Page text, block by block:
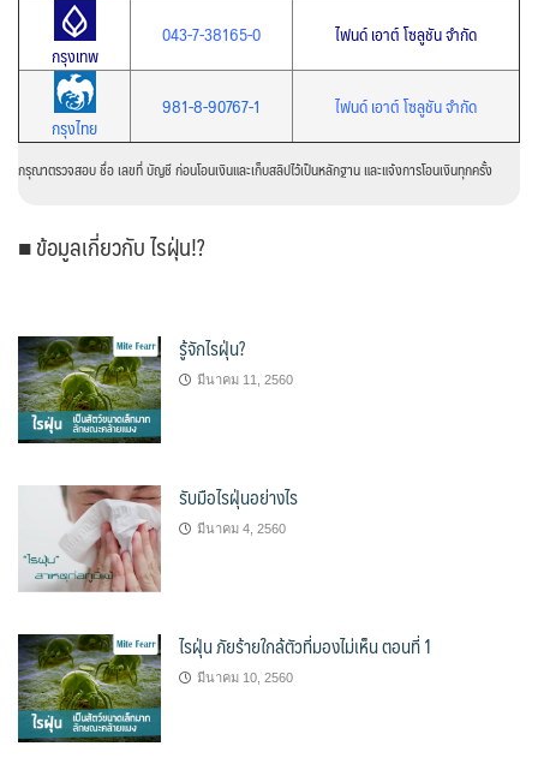
กรุงเทพ
043-7-38165-0 ไฟนด์ เอาต์ โซลูชัน จำกัด
กรุงไทย
981-8-90767-1 ไฟนด์ เอาต์ โซลูชัน จำกัด
กรุณาตรวจสอบ ชื่อ เลขที่ บัญชี ก่อนโอนเงินและเก็บสลิปไว้เป็นหลักฐาน และแจ้งการโอนเงินทุกครั้ง
■ ข้อมูลเกี่ยวกับ ไรฝุ่น!?
รู้จักไรฝุ่น?
มีนาคม 11, 2560
รับมือไรฝุ่นอย่างไร
มีนาคม 4, 2560
ไรฝุ่น ภัยร้ายใกล้ตัวที่มองไม่เห็น ตอนที่ 1
มีนาคม 10, 2560